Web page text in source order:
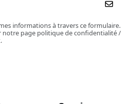
informations à travers ce formulaire.
notre page politique de confidentialité /